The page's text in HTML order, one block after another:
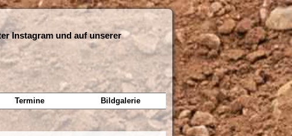
Instagram und auf unserer
Termine Bildgalerie